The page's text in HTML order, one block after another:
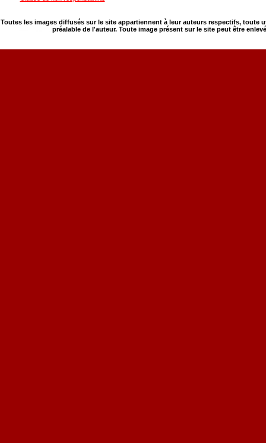
Toutes les images diffusés sur le site appartiennent à leur auteurs respectifs,
préalable de l'auteur. Toute image présent sur le site peut être